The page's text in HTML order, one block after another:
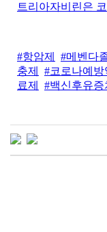
트리아자비린은
#항암제 #메벤다
충제
#코로나예방
료제
#백신후유증